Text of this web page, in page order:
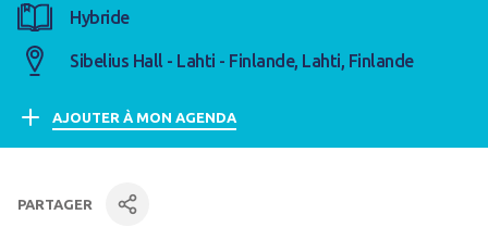
Hybride
Sibelius Hall - Lahti - Finlande, Lahti, Finlande
AJOUTER À MON AGENDA
PARTAGER